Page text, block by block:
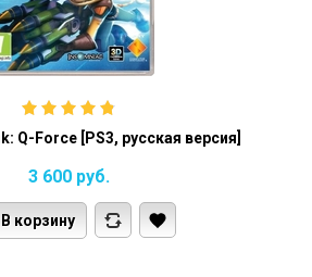
Q-Force [PS3, русская версия]
3 600 руб.
В корзину